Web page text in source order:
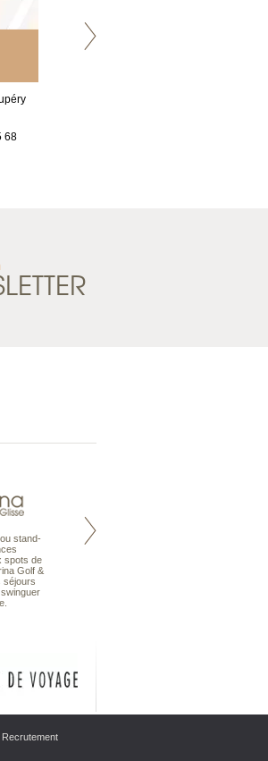
68
stand-
spots de
Golf &
séjours
Maldives à la Carte propose tous
Recrutement